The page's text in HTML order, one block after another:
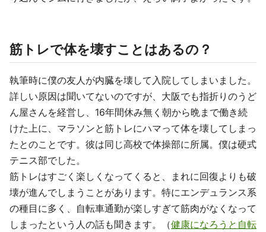
筋トレで体を壊すことはあるの？
執筆時に僕の友人が内臓を壊して入院してしまいました。
詳しい原因は聞いてないのですが、大阪でも指折りのうど
ん屋さんを経営し、16年間休み無く朝から晩まで働き続
けた上に、マラソンと筋トレにハマって体を壊してしまっ
たとのことです。彼は同じ高校で体操部に所属。僕は硬式
テニス部でした。
筋トレはすごく楽しくなってくると、まれに回復よりも破
壊が進んでしまうことがあります。特にエンデュランス系
の種目に多く、自転車通勤が楽しすぎて筋肉がなくなって
しまったという人の話も聞きます。（健康になろうと自転